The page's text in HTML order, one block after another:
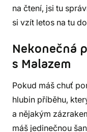
na čtení, jsi tu
si vzít letos na tu
Nekonečná
s Malazem
Pokud máš chuť
hlubin příběhu,
a nějakým
máš jedinečnou